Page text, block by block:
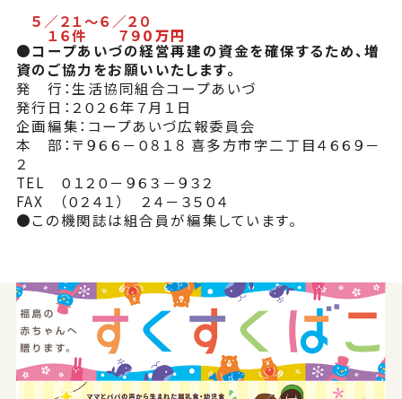
５／２１～６／２０
１６件 ７９０万円
●コープあいづの経営再建の資金を確保するため、増
資のご協力をお願いいたします。
発 行：生活協同組合コープあいづ
発行日：２０２６年７月１日
企画編集：コープあいづ広報委員会
本 部：〒９６６－０８１８ 喜多方市字二丁目４６６９－
２
TEL ０１２０－９６３－９３２
FAX （０２４１） ２４－３５０４
●この機関誌は組合員が編集しています。